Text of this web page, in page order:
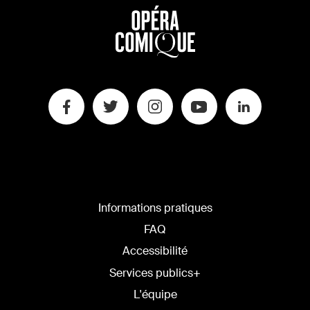
Informations pratiques
FAQ
Accessibilité
Services publics+
L'équipe